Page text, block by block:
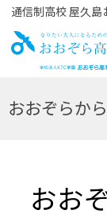
通信制高校 屋久
おおぞらか
おお